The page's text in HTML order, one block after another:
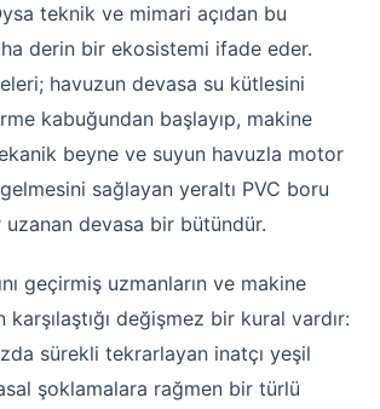
Havuz
teknik ve mimari açıdan bu
derin bir ekosistemi ifade eder.
havuzun devasa su kütlesini
kabuğundan başlayıp, makine
beyne ve suyun havuzla motor
sağlayan yeraltı PVC boru
uzanan devasa bir bütündür.
geçirmiş uzmanların ve makine
karşılaştığı değişmez bir kural vardır:
sürekli tekrarlayan inatçı yeşil
şoklamalara rağmen bir türlü